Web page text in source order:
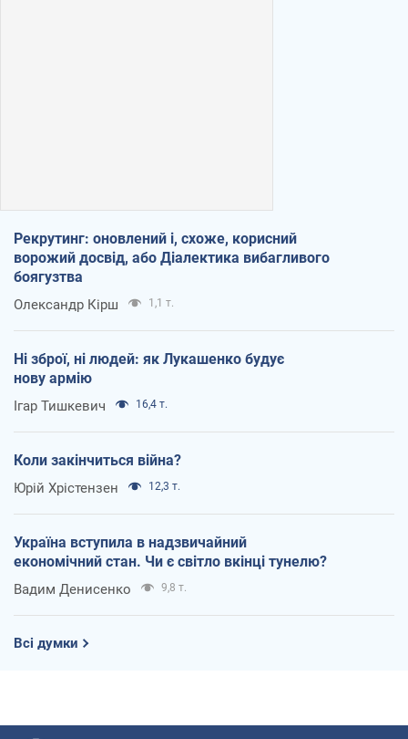
Рекрутинг: оновлений і, схоже, корисний
ворожий досвід, або Діалектика вибагливого
боягузтва
Олександр Кірш 1,1 т.
Ні зброї, ні людей: як Лукашенко будує
нову армію
Ігар Тишкевич 16,4 т.
Коли закінчиться війна?
Юрій Хрістензен 12,3 т.
Україна вступила в надзвичайний
економічний стан. Чи є світло вкінці тунелю?
Вадим Денисенко 9,8 т.
Всі думки